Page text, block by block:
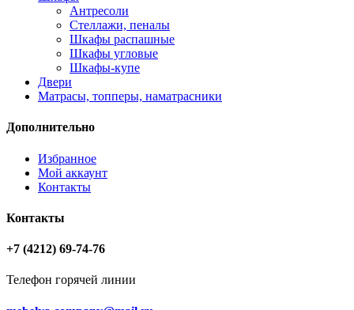
Антресоли
Стеллажи, пеналы
Шкафы распашные
Шкафы угловые
Шкафы-купе
Двери
Матрасы, топперы, наматрасники
Дополнительно
Избранное
Мой аккаунт
Контакты
Контакты
+7 (4212) 69-74-76
Телефон горячей линии